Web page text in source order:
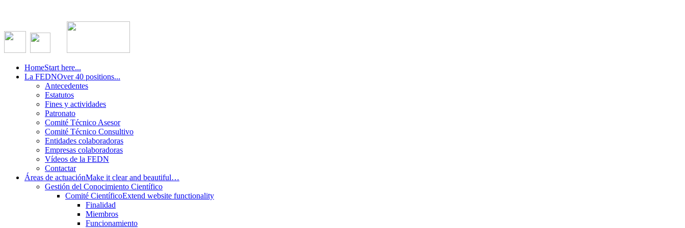
HomeStart here...
La FEDNOver 40 positions...
Antecedentes
Estatutos
Fines y actividades
Patronato
Comité Técnico Asesor
Comité Técnico Consultivo
Entidades colaboradoras
Empresas colaboradoras
Vídeos de la FEDN
Contactar
Áreas de actuaciónMake it clear and beautiful…
Gestión del Conocimiento Científico
Comité CientíficoExtend website functionality
Finalidad
Miembros
Funcionamiento